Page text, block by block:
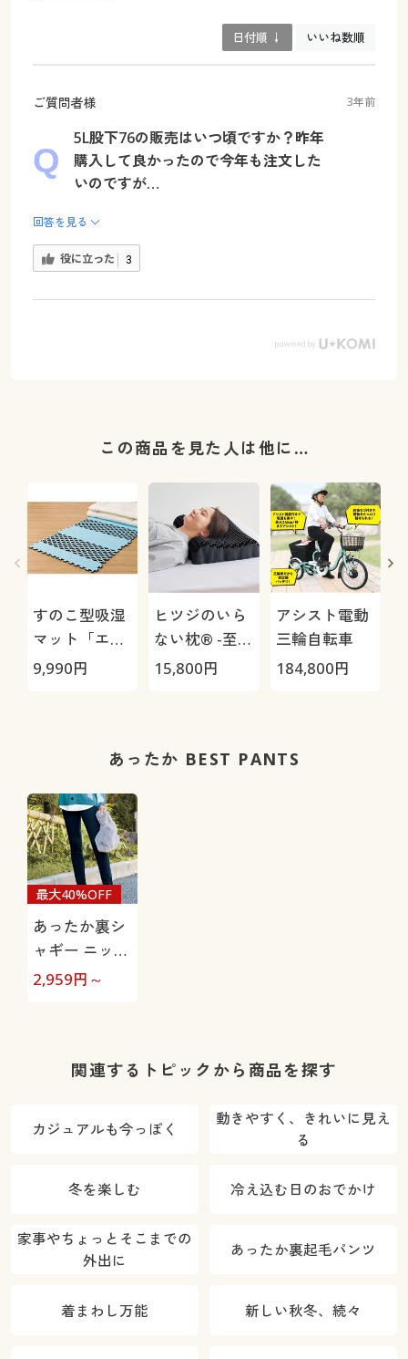
日付順 ↓ いいね数順
ご質問者様 3年前
5L股下76の販売はいつ頃ですか？昨年
購入して良かったので今年も注文した
いのですが…
回答を見る
役に立った 3
この商品を見た人は他に…
すのこ型吸湿
マット「エア
ージョブ®」
9,990円
ヒツジのいら
ない枕® -至
極-
15,800円
アシスト電動
三輪自転車
184,800円
あったか BEST PANTS
あったか裏シ
ャギー ニット
デニムスリム
ストレッチ・
電対策)
最大40%OFF
2,959円～
関連するトピックから商品を探す
カジュアルも今っぽく
動きやすく、きれいに見え
る
冬を楽しむ 冷え込む日のおでかけ
家事やちょっとそこまでの
外出に
あったか裏起毛パンツ
着まわし万能 新しい秋冬、続々